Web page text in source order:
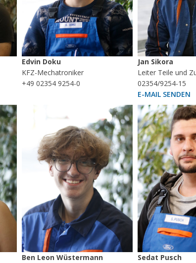
Edvin Doku
KFZ-Mechatroniker
+49 02354 9254-0
Jan Sikora
Leiter Teile und
02354/9254-15
E-MAIL SENDEN
Ben Leon Wüstermann
Sedat Pusch